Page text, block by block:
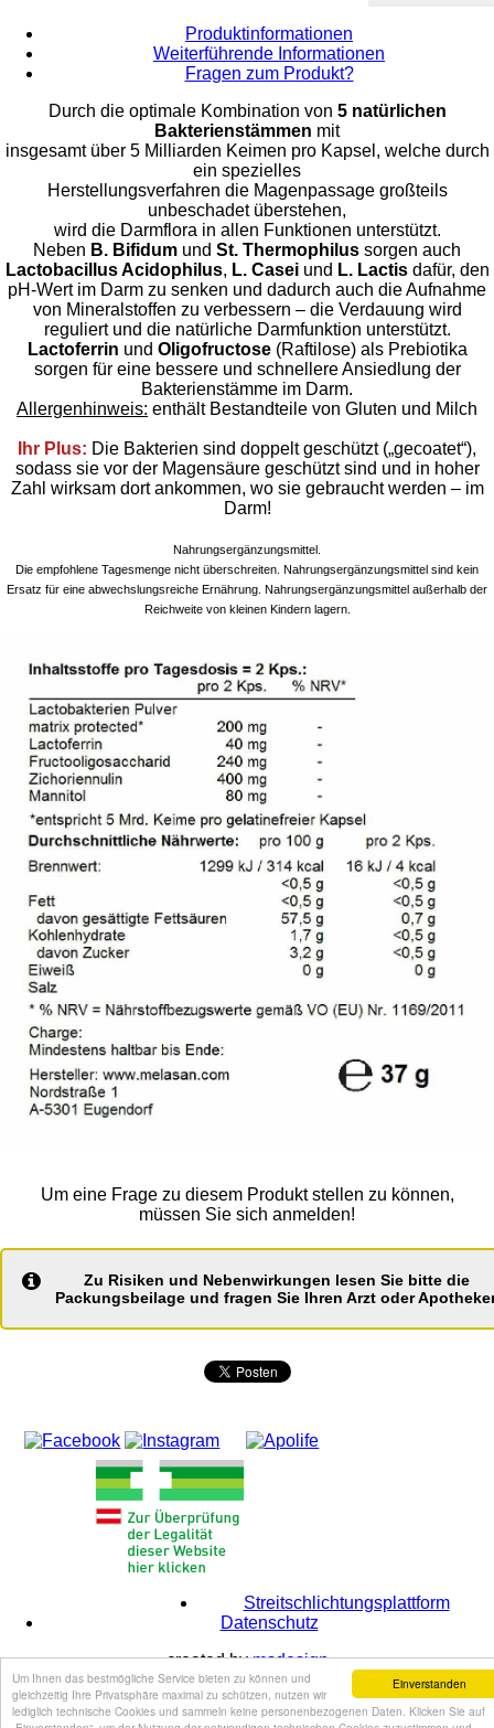
Einverstanden
Um Ihnen das bestmögliche Service bieten zu können und
gleichzeitig Ihre Privatsphäre maximal zu schützen, nutzen wir
lediglich technische Cookies und sammeln keine personenbezogenen Daten. Klicken Sie auf
Produktinformationen
Weiterführende Informationen
Fragen zum Produkt?
Durch die optimale Kombination von 5 natürlichen
Bakterienstämmen mit
insgesamt über 5 Milliarden Keimen pro Kapsel, welche durch
ein spezielles
Herstellungsverfahren die Magenpassage großteils
unbeschadet überstehen,
wird die Darmflora in allen Funktionen unterstützt.
Neben B. Bifidum und St. Thermophilus sorgen auch
Lactobacillus Acidophilus, L. Caseiund L. Lactis dafür, den
pH-Wert im Darm zu senken und dadurch auch die Aufnahme
von Mineralstoffen zu verbessern – die Verdauung wird
reguliert und die natürliche Darmfunktion unterstützt.
Lactoferrin und Oligofructose(Raftilose) als Prebiotika
sorgen für eine bessere und schnellere Ansiedlung der
Bakterienstämme im Darm.
Allergenhinweis: enthält Bestandteile von Gluten und Milch
Ihr Plus: Die Bakterien sind doppelt geschützt („gecoatet“),
sodass sie vor der Magensäure geschützt sind und in hoher
Zahl wirksam dort ankommen, wo sie gebraucht werden – im
Darm!
Nahrungsergänzungsmittel.
Die empfohlene Tagesmenge nicht überschreiten. Nahrungsergänzungsmittel sind kein
Ersatz für eine abwechslungsreiche Ernährung. Nahrungsergänzungsmittel außerhalb der
Reichweite von kleinen Kindern lagern.
Um eine Frage zu diesem Produkt stellen zu können,
müssen Sie sich anmelden!
Zu Risiken und Nebenwirkungen lesen Sie bitte die
Packungsbeilage und fragen Sie Ihren Arzt oder
Streitschlichtungsplattform
Datenschutz
created bymsdesign